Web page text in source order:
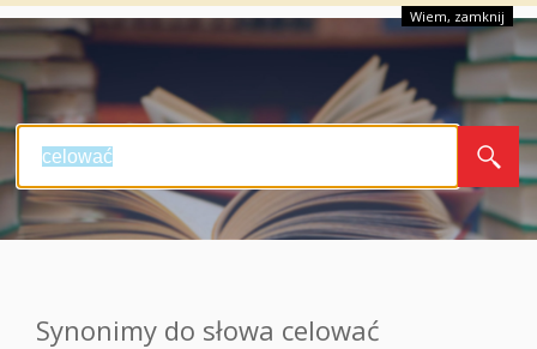
Wiem, zamknij
Synonimy do słowa celować